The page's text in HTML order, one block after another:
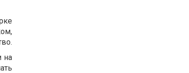
на